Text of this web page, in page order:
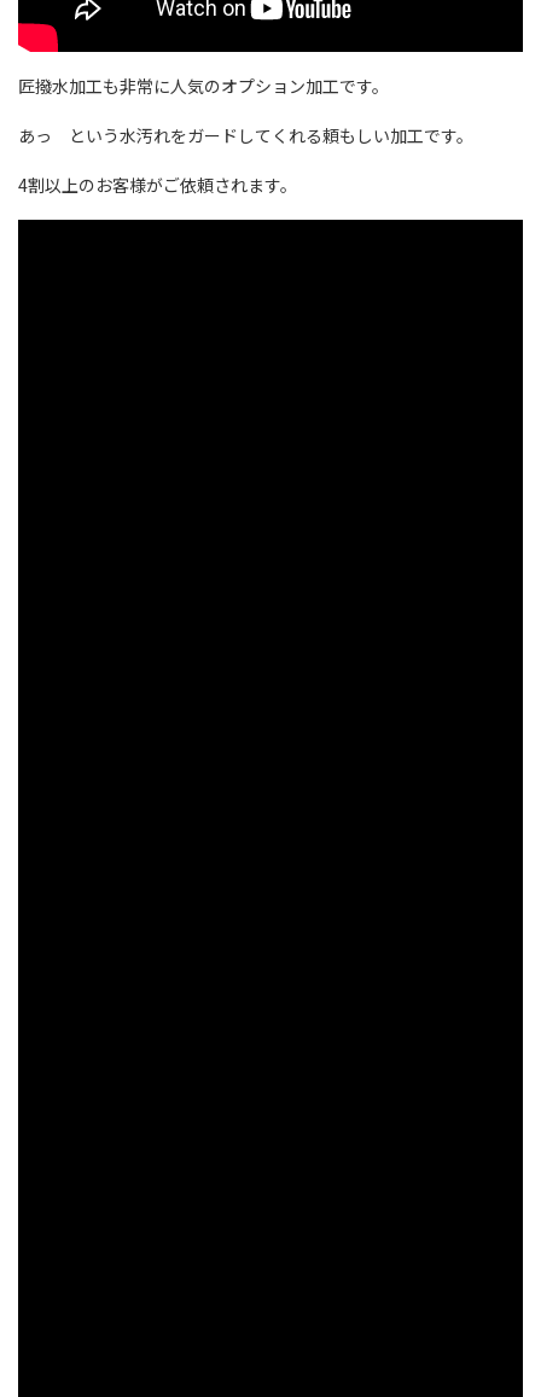
匠撥水加工も非常に人気のオプション加工です。
あっ という水汚れをガードしてくれる頼もしい加工です。
4割以上のお客様がご依頼されます。